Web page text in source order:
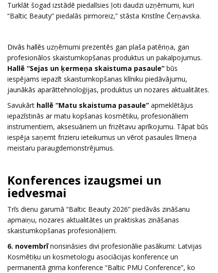
Turklāt šogad izstādē piedalīsies ļoti daudzi uzņēmumi, kuri
“Baltic Beauty” piedalās pirmoreiz,” stāsta Kristīne Čerņavska.
Divās hallēs uzņēmumi prezentēs gan plaša patēriņa, gan
profesionālos skaistumkopšanas produktus un pakalpojumus.
Hallē “Sejas un ķermeņa skaistuma pasaule” būs
iespējams iepazīt skaistumkopšanas klīniku piedāvājumu,
jaunākās aparāttehnoloģijas, produktus un nozares aktualitātes.
Savukārt hallē “Matu skaistuma pasaule” apmeklētājus
iepazīstinās ar matu kopšanas kosmētiku, profesionāliem
instrumentiem, aksesuāriem un frizētavu aprīkojumu. Tāpat būs
iespēja saņemt frizieru ieteikumus un vērot pasaules līmeņa
meistaru paraugdemonstrējumus.
Konferences izaugsmei un
iedvesmai
Trīs dienu garumā “Baltic Beauty 2026” piedāvās zināšanu
apmaiņu, nozares aktualitātes un praktiskas zināšanas
skaistumkopšanas profesionāļiem.
6. novembrīnorisināsies divi profesionālie pasākumi: Latvijas
Kosmētiķu un kosmetologu asociācijas konference un
permanentā grima konference “Baltic PMU Conference”, ko